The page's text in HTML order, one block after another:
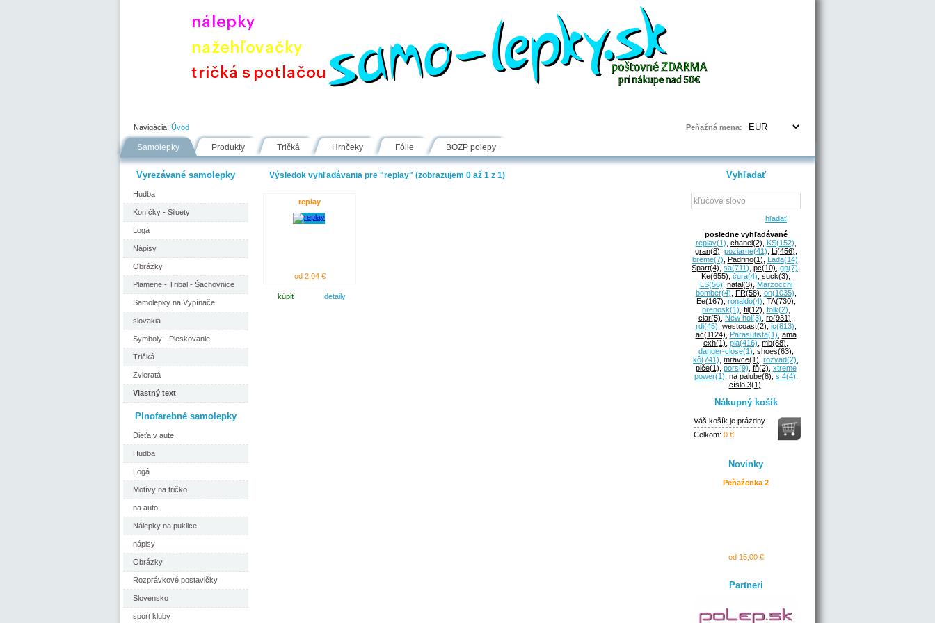
Navigácia: Úvod Peňažná mena:
Samolepky Produkty Tričká Hrnčeky Fólie BOZP polepy
Vyrezávané samolepky
Hudba
Koníčky - Siluety
Logá
Nápisy
Obrázky
Plamene - Tribal - Šachovnice
Samolepky na Vypínače
slovakia
Symboly - Pieskovanie
Tričká
Zvieratá
Vlastný text
Plnofarebné samolepky
Dieťa v aute
Hudba
Logá
Motívy na tričko
na auto
Nálepky na puklice
nápisy
Obrázky
Rozprávkové postavičky
Slovensko
sport kluby
Výsledok vyhľadávania pre "replay" (zobrazujem 0 až 1 z 1)
replay
od 2,04 €
kúpiť detaily
Vyhľadať
hľadať
posledne vyhľadávané
replay(1) chanel(2) KS(152)
gran(8) poziarne(41) Li(456)
breme(7) Padrino(1) Lada(14)
Spart(4) sa(711) pc(10) gp(7)
Ke(655) čura(4) suck(3)
LS(56) natal(3)
Marzocchi
bomber(4) FR(58) on(1035)
Ee(167) ronaldo(4) TA(730)
prenosk(1) fil(12) folk(2)
ciar(5) New hol(3) ro(931)
rdi(45) westcoast(2) ic(813)
ac(1124) Parasutista(1) ama
exh(1) pla(416) mb(88)
danger-close(1) shoes(63)
kô(741) mravce(1) rozvad(2)
piče(1) pors(9) fň(2) xtreme
power(1) na palube(8) s 4(4)
císlo 3(1)
Nákupný košík
Váš košík je prázdny
Celkom: 0 €
Novinky
Peňaženka 2
od 15,00 €
Partneri